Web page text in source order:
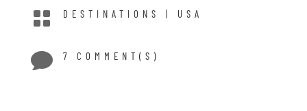
 DESTINATIONS | USA
 7 COMMENT(S)